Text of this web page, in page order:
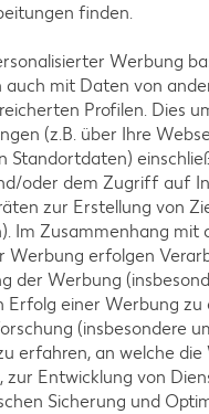
Unkompliziert
Bis zu 30 Minuten
Unkompliziert
Grapefruit-Wasser
Bis zu 15 Minuten
Unkompliziert
Chai Latte
finden.
Werbung
auch mit Daten von
Profilen. Dies
(z.B. über Ihre
Standortdaten)
oder dem Zugriff auf
zur Erstellung von
Im Zusammenhang mit
Werbung erfolgen
der Werbung
Erfolg einer Werbung zu
(insbesondere
erfahren, an welche die
zur Entwicklung von
Sicherung und